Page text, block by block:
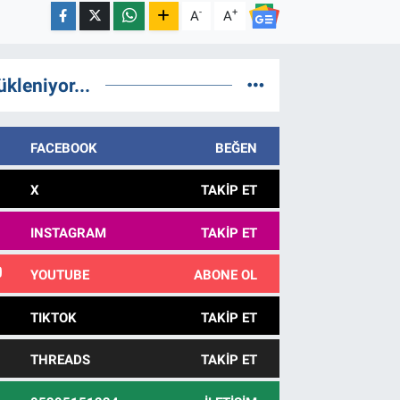
A- A+
FACEBOOK BEĞEN
X TAKIP ET
INSTAGRAM TAKIP ET
YOUTUBE ABONE OL
TIKTOK TAKIP ET
THREADS TAKIP ET